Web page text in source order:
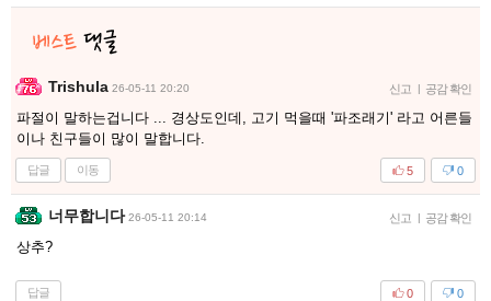
Trishula 26-05-11 20:20 신고 공감 확인
파절이 말하는겁니다 ... 경상도인데, 고기 먹을때 '파조래기' 라고 어른들
이나 친구들이 많이 말합니다.
답글 이동 0
5
너무합니다 26-05-11 20:14 신고 공감 확인
상추?
답글 0
0